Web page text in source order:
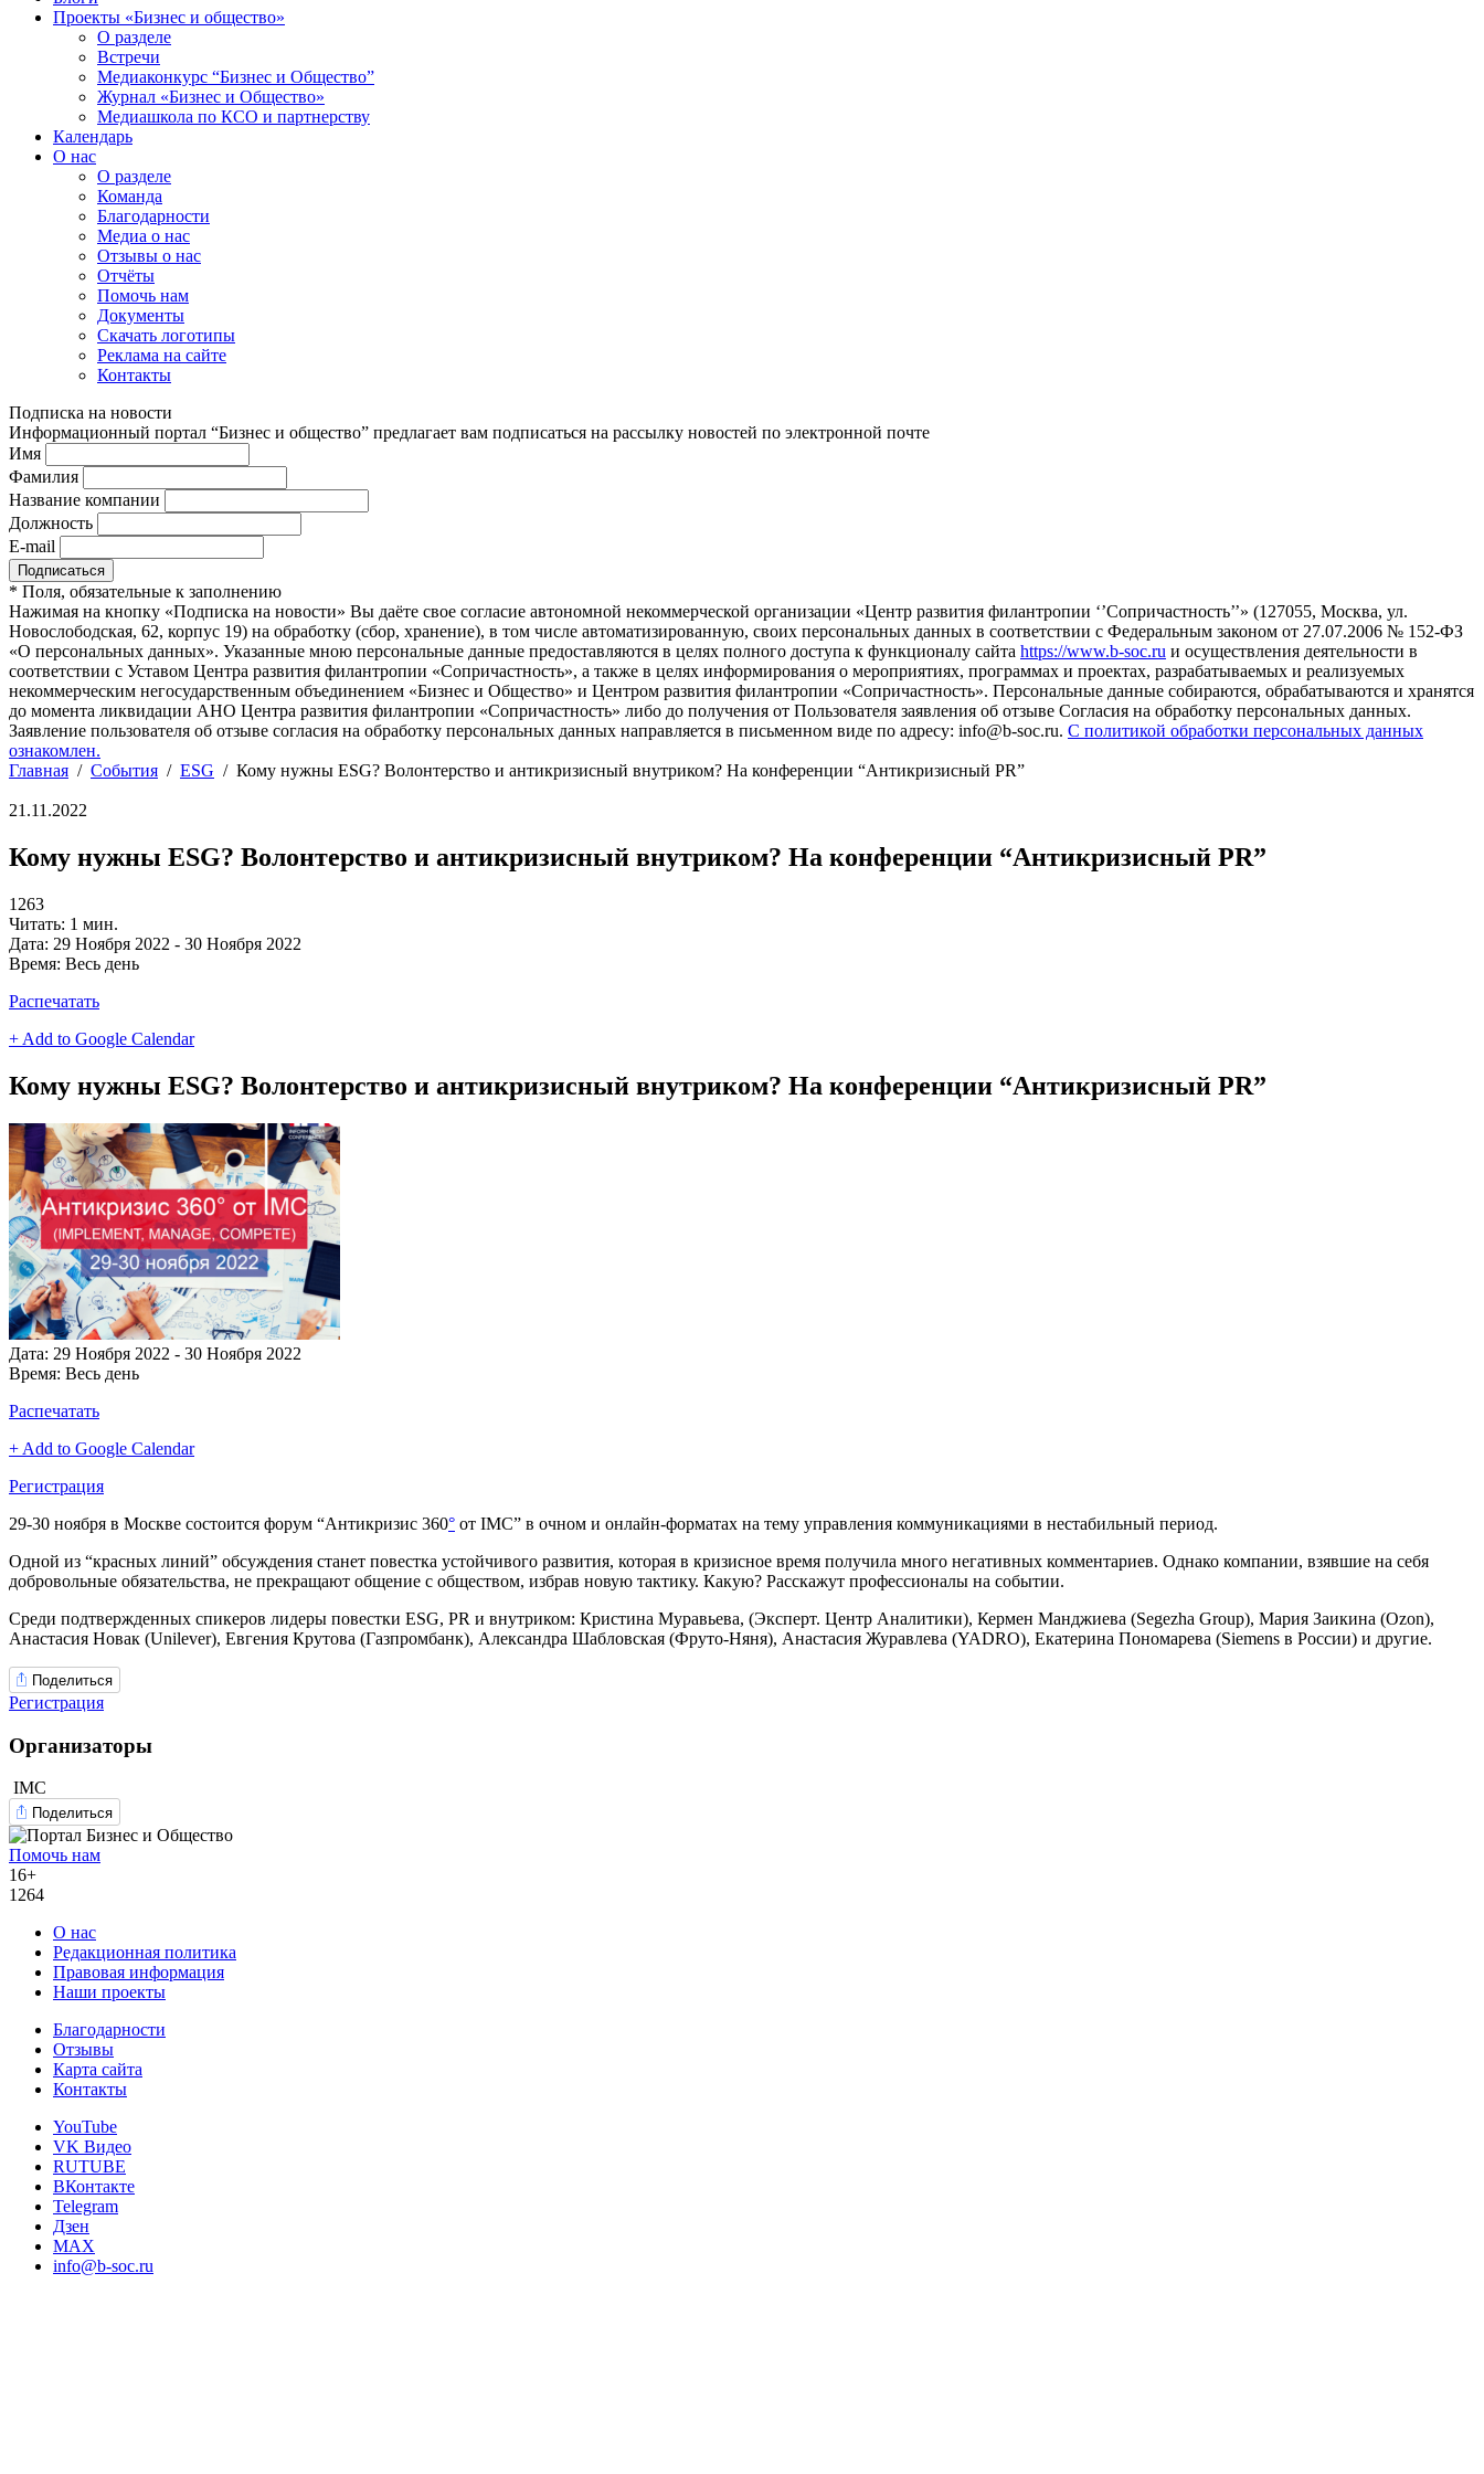
Проекты «Бизнес и общество»
О разделе
Встречи
Медиаконкурс “Бизнес и Общество”
Журнал «Бизнес и Общество»
Медиашкола по КСО и партнерству
Календарь
О нас
О разделе
Команда
Благодарности
Медиа о нас
Отзывы о нас
Отчёты
Помочь нам
Документы
Скачать логотипы
Реклама на сайте
Контакты
Подписка на новости
Информационный портал “Бизнес и общество” предлагает вам подписаться на рассылку новостей по электронной почте
Имя
Фамилия
Название компании
Должность
E-mail
* Поля, обязательные к заполнению
Нажимая на кнопку «Подписка на новости» Вы даёте свое согласие автономной некоммерческой организации «Центр развития филантропии ‘’Сопричастность’’» (127055, Москва, ул.
Новослободская, 62, корпус 19) на обработку (сбор, хранение), в том числе автоматизированную, своих персональных данных в соответствии с Федеральным законом от 27.07.2006 № 152-ФЗ
«О персональных данных». Указанные мною персональные данные предоставляются в целях полного доступа к функционалу сайта https://www.b-soc.ru и осуществления деятельности в
соответствии с Уставом Центра развития филантропии «Сопричастность», а также в целях информирования о мероприятиях, программах и проектах, разрабатываемых и реализуемых
некоммерческим негосударственным объединением «Бизнес и Общество» и Центром развития филантропии «Сопричастность». Персональные данные собираются, обрабатываются и хранятся
до момента ликвидации АНО Центра развития филантропии «Сопричастность» либо до получения от Пользователя заявления об отзыве Согласия на обработку персональных данных.
Заявление пользователя об отзыве согласия на обработку персональных данных направляется в письменном виде по адресу: info@b-soc.ru. С политикой обработки персональных данных
ознакомлен.
Главная / События / ESG / Кому нужны ESG? Волонтерство и антикризисный внутриком? На конференции “Антикризисный PR”
21.11.2022
Кому нужны ESG? Волонтерство и антикризисный внутриком? На конференции “Антикризисный PR”
1263
Читать: 1 мин.
Дата: 29 Ноября 2022 - 30 Ноября 2022
Время: Весь день
Распечатать
+ Add to Google Calendar
Кому нужны ESG? Волонтерство и антикризисный внутриком? На конференции “Антикризисный PR”
Дата: 29 Ноября 2022 - 30 Ноября 2022
Время: Весь день
Распечатать
+ Add to Google Calendar
Регистрация
29-30 ноября в Москве состоится форум “Антикризис 360° от IMC” в очном и онлайн-форматах на тему управления коммуникациями в нестабильный период.
Одной из “красных линий” обсуждения станет повестка устойчивого развития, которая в кризисное время получила много негативных комментариев. Однако компании, взявшие на себя
добровольные обязательства, не прекращают общение с обществом, избрав новую тактику. Какую? Расскажут профессионалы на событии.
Среди подтвержденных спикеров лидеры повестки ESG, PR и внутриком: Кристина Муравьева, (Эксперт. Центр Аналитики), Кермен Манджиева (Segezha Group), Мария Заикина (Ozon),
Анастасия Новак (Unilever), Евгения Крутова (Газпромбанк), Александра Шабловская (Фруто-Няня), Анастасия Журавлева (YADRO), Екатерина Пономарева (Siemens в России) и другие.
Поделиться
Регистрация
Организаторы
IMC
Поделиться
Помочь нам
16+
1264
О нас
Редакционная политика
Правовая информация
Наши проекты
Благодарности
Отзывы
Карта сайта
Контакты
YouTube
VK Видео
RUTUBE
ВКонтакте
Telegram
Дзен
MAX
info@b-soc.ru